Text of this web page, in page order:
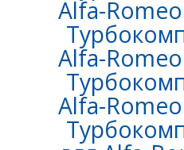
Alfa-
Alfa-
Alfa-